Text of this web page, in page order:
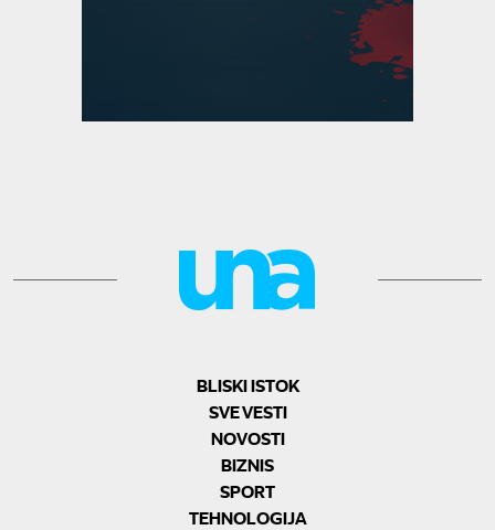
BLISKI ISTOK
SVE VESTI
NOVOSTI
BIZNIS
SPORT
TEHNOLOGIJA